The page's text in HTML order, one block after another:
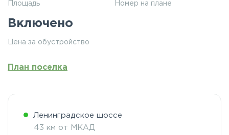
Площадь Номер на плане
Включено
Цена за обустройство
План поселка
Ленинградское шоссе
43 км от МКАД